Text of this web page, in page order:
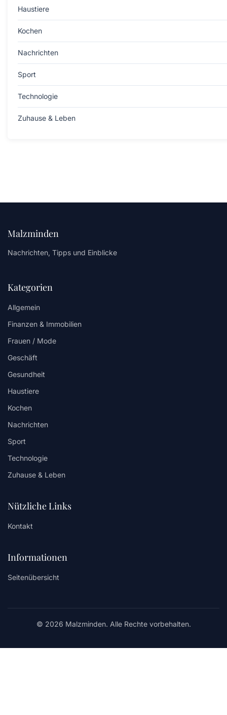
Haustiere
Kochen
Nachrichten
Sport
Technologie
Zuhause & Leben
Malzminden
Nachrichten, Tipps und Einblicke
Kategorien
Allgemein
Finanzen & Immobilien
Frauen / Mode
Geschäft
Gesundheit
Haustiere
Kochen
Nachrichten
Sport
Technologie
Zuhause & Leben
Nützliche Links
Kontakt
Informationen
Seitenübersicht
© 2026 Malzminden. Alle Rechte vorbehalten.